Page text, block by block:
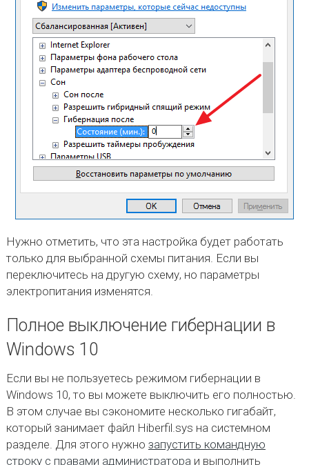
Нужно отметить, что эта настройка будет работать
только для выбранной схемы питания. Если вы
переключитесь на другую схему, но параметры
электропитания изменятся.
Полное выключение гибернации в
Windows 10
Если вы не пользуетесь режимом гибернации в
Windows 10, то вы можете выключить его полностью.
В этом случае вы сэкономите несколько гигабайт,
который занимает файл Hiberfil.sys на системном
разделе. Для этого нужно запустить командную
строку с правами администратора и выполнить